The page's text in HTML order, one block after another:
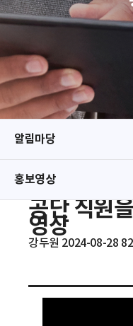
알림마당
홍보영상
공단 직원
영상
강두원 2024-08-28 조